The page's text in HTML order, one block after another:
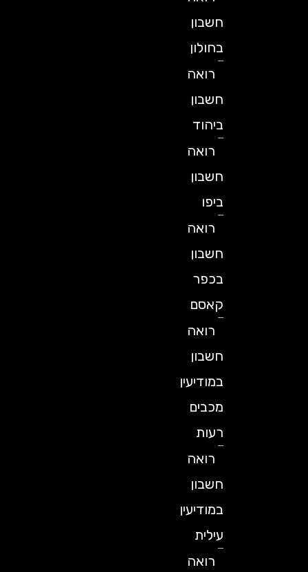
חשבון
בחולון
רואה
חשבון
ביהוד
רואה
חשבון
רואה
חשבון
בכפר
קאסם
רואה
חשבון
במודיעין
מכבים
רעות
רואה
חשבון
במודיעין
עילית
רואה